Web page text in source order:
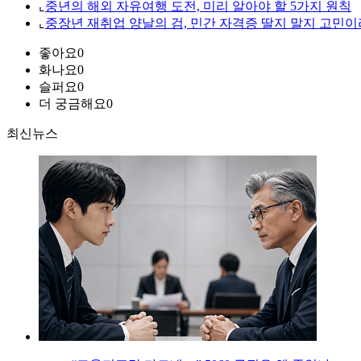
⌞ 중년의 해외 자유여행 도전, 미리 알아야 할 5가지 원칙
⌞ 중장년 재취업 양날의 검, 민간 자격증 딸지 말지 고민이
좋아요0
화나요0
슬퍼요0
더 궁금해요0
최신뉴스